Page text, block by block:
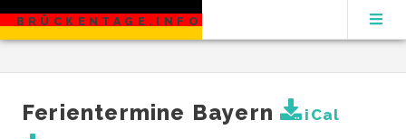
BRÜCKENTAGE.INFO
Ferientermine Bayern
iCal